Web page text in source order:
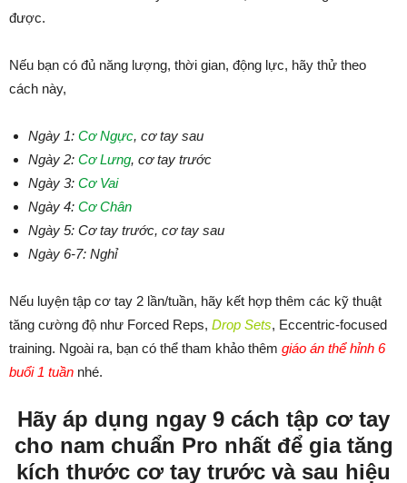
được.
Nếu bạn có đủ năng lượng, thời gian, động lực, hãy thử theo
cách này,
Ngày 1: Cơ Ngực, cơ tay sau
Ngày 2: Cơ Lưng, cơ tay trước
Ngày 3: Cơ Vai
Ngày 4: Cơ Chân
Ngày 5: Cơ tay trước, cơ tay sau
Ngày 6-7: Nghỉ
Nếu luyện tập cơ tay 2 lần/tuần, hãy kết hợp thêm các kỹ thuật
tăng cường độ như Forced Reps, Drop Sets, Eccentric-focused
training. Ngoài ra, bạn có thể tham khảo thêm giáo án thể hỉnh 6
buổi 1 tuần nhé.
Hãy áp dụng ngay 9 cách tập cơ tay
cho nam chuẩn Pro nhất để gia tăng
kích thước cơ tay trước và sau hiệu